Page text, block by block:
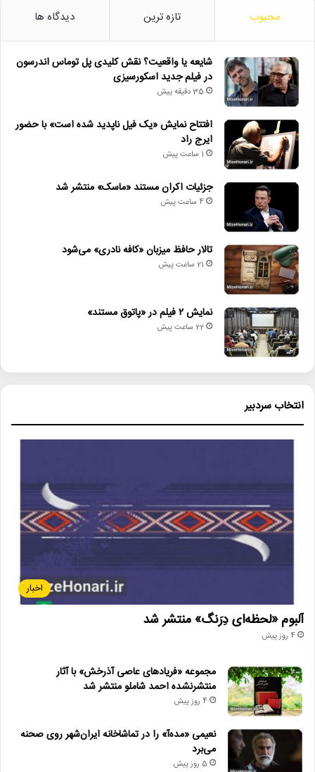
محبوب تازه ترین دیدگاه ها
شایعه یا واقعیت؟ نقش کلیدی پل توماس اندرسون
در فیلم جدید اسکورسیزی
35 دقیقه پیش
افتتاح نمایش «یک فیل ناپدید شده است» با حضور
ایرج راد
1 ساعت پیش
جزئیات اکران مستند «ماسک» منتشر شد
4 ساعت پیش
تالار حافظ میزبان «کافه نادری» می‌شود
21 ساعت پیش
نمایش ۲ فیلم در «پاتوق مستند»
22 ساعت پیش
انتخاب سردبیر
اخبار
آلبوم «لحظه‌ای دِرَنگ» منتشر شد
4 روز پیش
مجموعه «فریادهای عاصی آذرخش» با آثار
منتشرنشده احمد شاملو منتشر شد
4 روز پیش
نعیمی «مده‌آ» را در تماشاخانه ایران‌شهر روی صحنه
می‌برد
5 روز پیش